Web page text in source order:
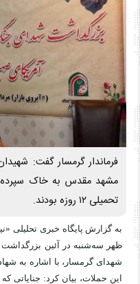
فرماندار گرمسار گفت:
مشهد مقدس به خاک
تحمیلی ۱۲ روزه بودند.
به گزارش پایگاه خبری تحلیلی
ظهر سه‌شنبه در آئین
شهدای گرمسار، با اشاره به
این حملات، بیان کرد: جنایاتی